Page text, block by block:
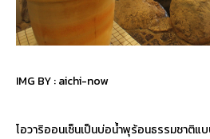
IMG BY :aichi-now
โอวาริออนเซ็นเป็นบ่อน้ำพุร้อนธรรมชาติแ